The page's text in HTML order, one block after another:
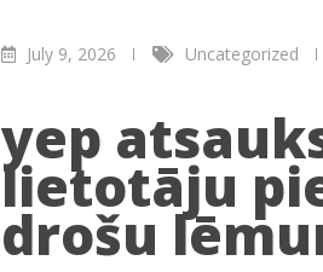
July 9, 2026 Uncategorized
yep
lietotāju
drošu